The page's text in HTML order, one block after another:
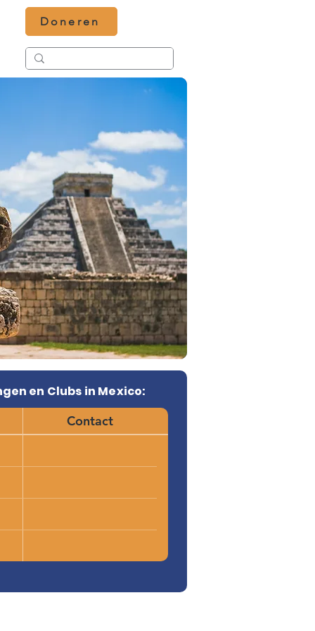
Doneren
en Clubs in Mexico:
Contact